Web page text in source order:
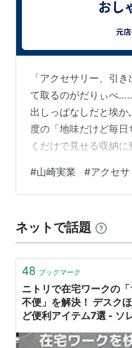
「アクセサリー、引
て取るのがだりぃべ
出しっぱなしだと埃
度の「地味だけど毎
くだけで見せる収納
クセサリー3段トレー
段のトレーに高さが
種類別に見せながら
たら、もう引き出し
ねえ神アイテムだわ。
#山崎実業 #アクセ
ネットで話題
48 ブックマーク
ニトリで在宅ワークの
不便」を解決！ デスク
ど便利アイテム7選 - ソ